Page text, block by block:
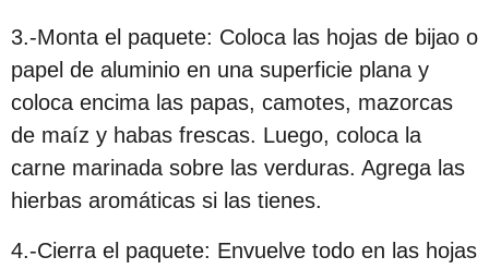
3.-Monta el paquete: Coloca las hojas de bijao o
papel de aluminio en una superficie plana y
coloca encima las papas, camotes, mazorcas
de maíz y habas frescas. Luego, coloca la
carne marinada sobre las verduras. Agrega las
hierbas aromáticas si las tienes.
4.-Cierra el paquete: Envuelve todo en las hojas